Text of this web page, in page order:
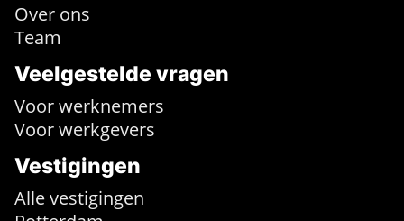
Over ons
Team
Veelgestelde vragen
Voor werknemers
Voor werkgevers
Vestigingen
Alle vestigingen